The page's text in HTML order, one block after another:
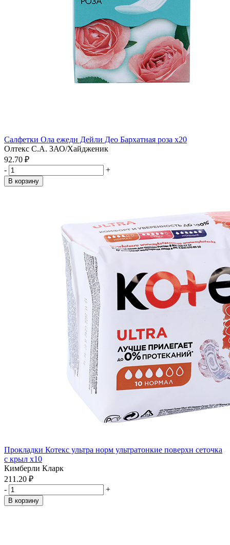
Салфетки Ола ежедн Дейли Део Бархатная роза x20
Олтекс С.А. ЗАО/Хайдженик
92.70 ₽
-
+
В корзину
Прокладки Котекс ультра норм ультратонкие поверхн сеточка
с крыл x10
Кимберли Кларк
211.20 ₽
-
+
В корзину